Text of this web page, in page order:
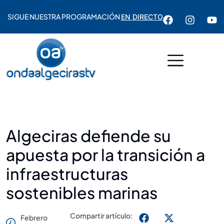
SIGUE NUESTRA PROGRAMACIÓNEN DIRECTO
Algeciras defiende su
apuesta por la transición a
infraestructuras
sostenibles marinas
Febrero
Compartir artículo: